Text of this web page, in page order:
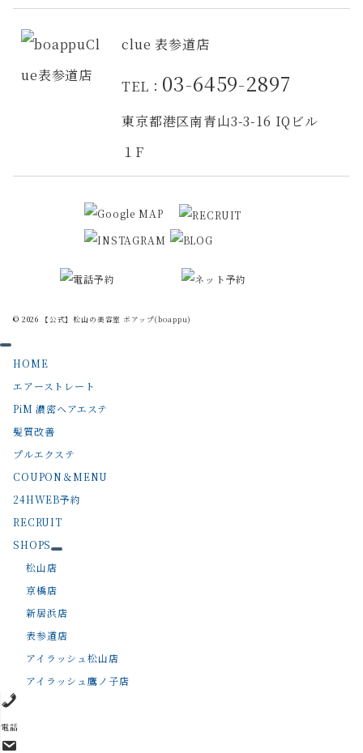
clue 表参道店
TEL： 03-6459-2897
東京都港区南青山3-3-16 IQビル
１F
© 2026 【公式】松山の美容室 ボアップ(boappu)
HOME
エアーストレート
PiM 濃密ヘアエステ
髪質改善
プルエクステ
COUPON＆MENU
24HWEB予約
RECRUIT
SHOPS
松山店
京橋店
新居浜店
表参道店
アイラッシュ松山店
アイラッシュ鷹ノ子店
電話